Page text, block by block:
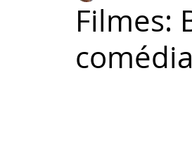
Filmes: